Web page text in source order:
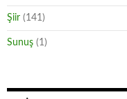
Şiir (141)
Sunuş (1)